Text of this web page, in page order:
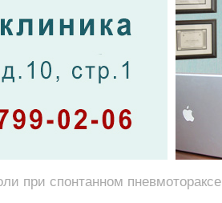
при спонтанном пневмотораксе